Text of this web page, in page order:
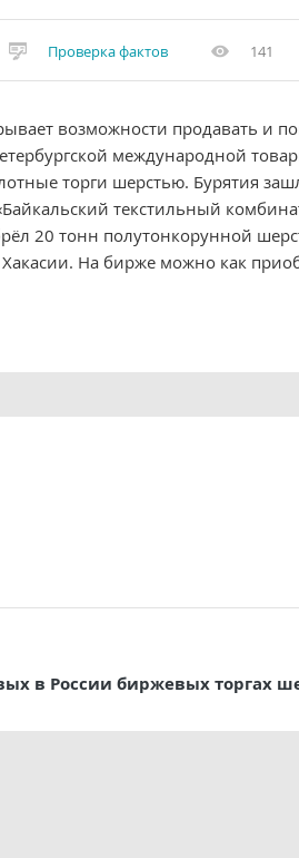
Проверка фактов 141
возможности продавать и
международной
торги шерстью. Бурятия
текстильный
20 тонн полутонкорунной
На бирже можно как
в России биржевых торгах